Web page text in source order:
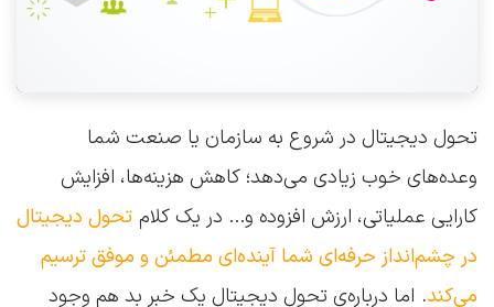
تحول دیجیتال در شروع به سازمان یا صنعت شما
وعده‌های خوب زیادی می‌دهد؛ کاهش هزینه‌ها، افزایش
کارایی عملیاتی، ارزش افزوده و... در یک کلام تحول دیجیتال
در چشم‌انداز حرفه‌ای شما آینده‌ای مطمئن و موفق ترسیم
می‌کند. اما درباره‌ی تحول دیجیتال یک خبر بد هم وجود